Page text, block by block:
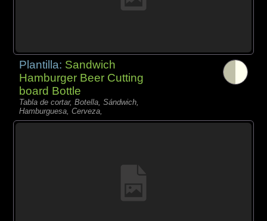
Plantilla: Sandwich
Hamburger Beer Cutting
board Bottle
Tabla de cortar, Botella, Sándwich,
Hamburguesa, Cerveza,